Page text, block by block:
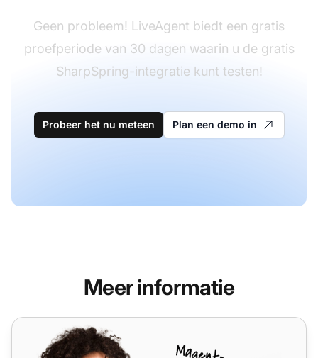
Geen probleem! LiveAgent biedt een gratis
proefperiode van 30 dagen waarin u de gratis
SharpSpring-integratie kunt testen!
Probeer het nu meteen Plan een demo in
Meer informatie
HubSpot